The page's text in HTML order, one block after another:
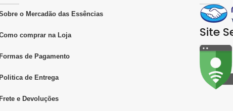
o Mercadão das Essências
comprar na Loja
Formas de Pagamento
Politica de Entrega
Frete e Devoluções
Site